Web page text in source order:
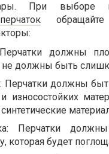
При
должны
не должны быть
Перчатки должны
износостойких
Перчатки
которая будет